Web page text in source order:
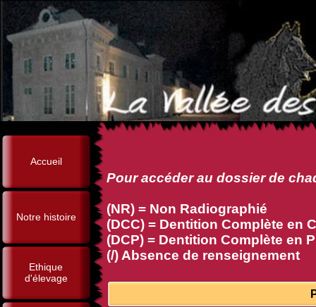
Accueil
Notre histoire
Ethique
d'élevage
Pour accéder au dossier de
(NR) = Non Radiographié
(DCC) = Dentition Complète en
(DCP) = Dentition Complète en
(/) Absence de renseignement